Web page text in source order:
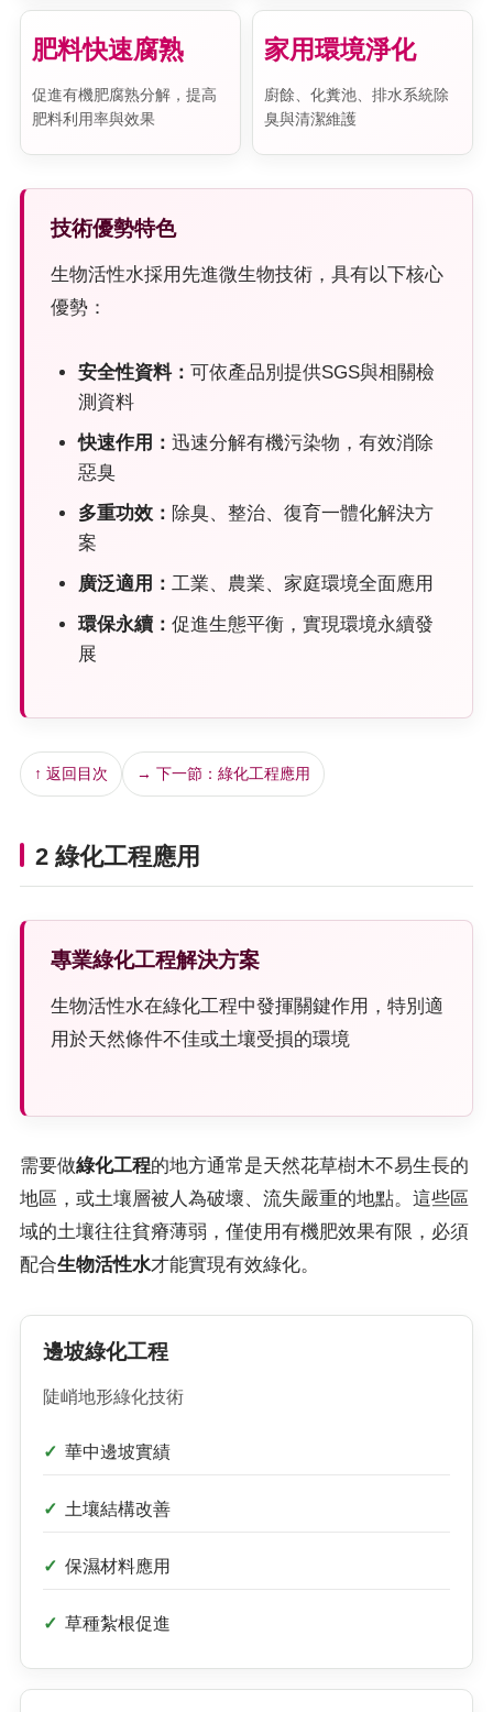
肥料快速腐熟
促進有機肥腐熟分解，提高
肥料利用率與效果
家用環境淨化
廚餘、化糞池、排水系統除
臭與清潔維護
技術優勢特色
生物活性水採用先進微生物技術，具有以下核心
優勢：
安全性資料： 可依產品別提供SGS與相關檢
測資料
快速作用： 迅速分解有機污染物，有效消除
惡臭
多重功效： 除臭、整治、復育一體化解決方
案
廣泛適用： 工業、農業、家庭環境全面應用
環保永續： 促進生態平衡，實現環境永續發
展
↑ 返回目次 → 下一節：綠化工程應用
2 綠化工程應用
專業綠化工程解決方案
生物活性水在綠化工程中發揮關鍵作用，特別適
用於天然條件不佳或土壤受損的環境
需要做綠化工程的地方通常是天然花草樹木不易生長的
地區，或土壤層被人為破壞、流失嚴重的地點。這些區
域的土壤往往貧瘠薄弱，僅使用有機肥效果有限，必須
配合生物活性水才能實現有效綠化。
邊坡綠化工程
陡峭地形綠化技術
華中邊坡實績
土壤結構改善
保濕材料應用
草種紮根促進